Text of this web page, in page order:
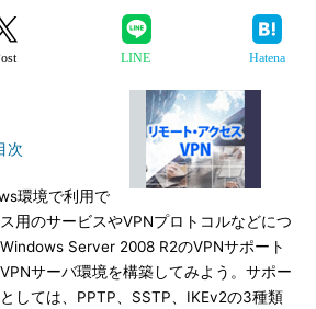
LINE Hatena
次
環境で利用で
用のサービスやVPNプロトコルなどにつ
Server 2008 R2のVPNサポート
サーバ環境を構築してみよう。サポー
しては、PPTP、SSTP、IKEv2の3種類